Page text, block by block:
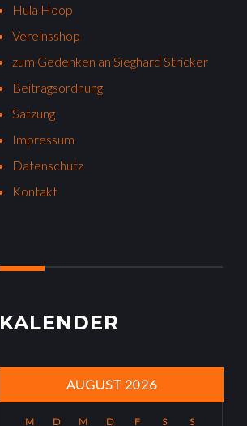
Hula Hoop
Vereinsshop
zum Gedenken an Sieghard Stricker
Beitragsordnung
Satzung
Impressum
Datenschutz
Kontakt
KALENDER
AUGUST 2026
M D M D F S
S